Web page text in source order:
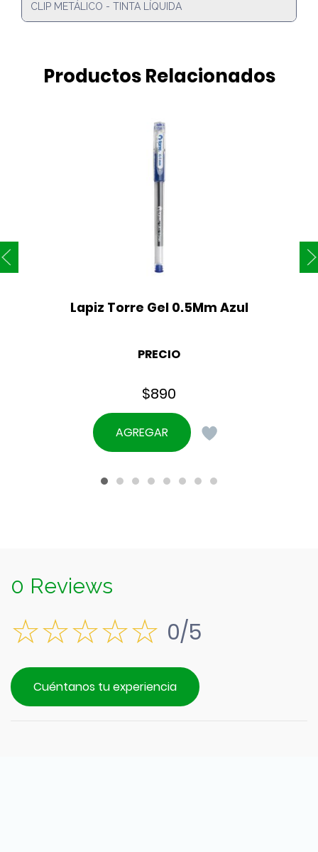
CLIP METÁLICO - TINTA LÍQUIDA
Productos Relacionados
Lapiz Torre Gel 0.5Mm Azul
PRECIO
$890
AGREGAR
0 Reviews
0/5
Cuéntanos tu experiencia